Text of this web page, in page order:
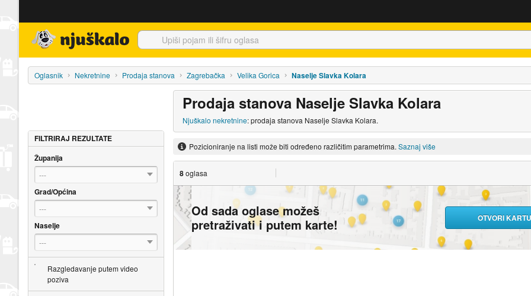
Oglasnik Nekretnine Prodaja stanova Zagrebačka Velika Gorica Naselje Slavka Kolara
Prodaja stanova Naselje Slavka Kolara
Njuškalo nekretnine: prodaja stanova Naselje Slavka Kolara.
Pozicioniranje na listi može biti određeno različitim parametrima. Saznaj više
8oglasa
Od sada oglase možeš
pretraživati i putem karte!
OTVORI KARTU
FILTRIRAJ REZULTATE
Županija
---
Grad/Općina
---
Naselje
---
Razgledavanje putem video
poziva